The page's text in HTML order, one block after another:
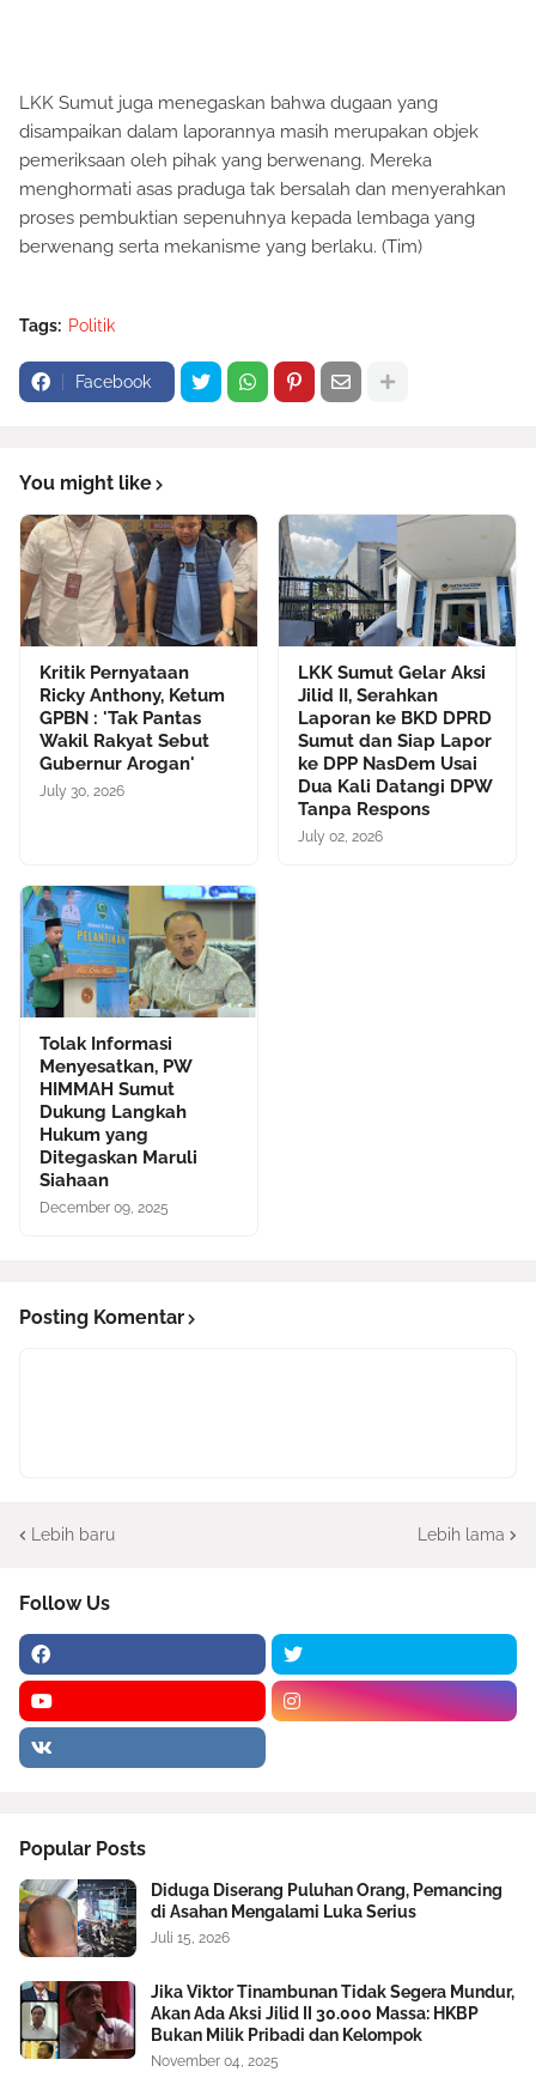
LKK Sumut juga menegaskan bahwa dugaan yang
disampaikan dalam laporannya masih merupakan objek
pemeriksaan oleh pihak yang berwenang. Mereka
menghormati asas praduga tak bersalah dan menyerahkan
proses pembuktian sepenuhnya kepada lembaga yang
berwenang serta mekanisme yang berlaku. (Tim)
Tags: Politik
Facebook
You might like
Kritik Pernyataan
Ricky Anthony, Ketum
GPBN : 'Tak Pantas
Wakil Rakyat Sebut
Gubernur Arogan'
July 30, 2026
LKK Sumut Gelar Aksi
Jilid II, Serahkan
Laporan ke BKD DPRD
Sumut dan Siap Lapor
ke DPP NasDem Usai
Dua Kali Datangi DPW
Tanpa Respons
July 02, 2026
Tolak Informasi
Menyesatkan, PW
HIMMAH Sumut
Dukung Langkah
Hukum yang
Ditegaskan Maruli
Siahaan
December 09, 2025
Posting Komentar
Lebih baru Lebih lama
Follow Us
Popular Posts
Diduga Diserang Puluhan Orang, Pemancing
di Asahan Mengalami Luka Serius
Juli 15, 2026
Jika Viktor Tinambunan Tidak Segera Mundur,
Akan Ada Aksi Jilid II 30.000 Massa: HKBP
Bukan Milik Pribadi dan Kelompok
November 04, 2025